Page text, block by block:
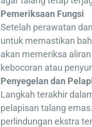
Pemeriksaan Fungsi
Setelah perawatan
untuk memastikan
akan memeriksa
kebocoran atau
Penyegelan dan
Langkah terakhir
pelapisan talang
perlindungan ekstra